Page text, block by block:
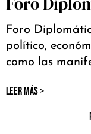
Foro
político,
como las
LEER MÁS >